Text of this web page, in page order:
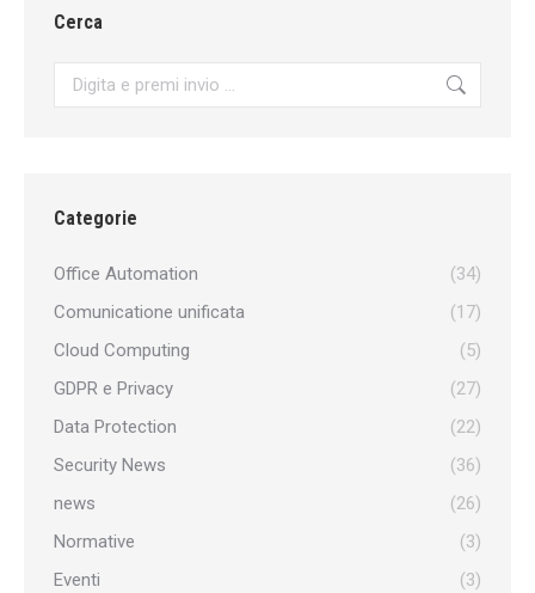
Cerca
Search:
Categorie
Office Automation
(34)
Comunicatione unificata
(17)
Cloud Computing
(5)
GDPR e Privacy
(27)
Data Protection
(22)
Security News
(36)
news
(26)
Normative
(3)
Eventi
(3)